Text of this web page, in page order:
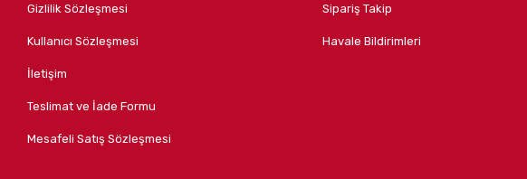
Gizlilik Sözleşmesi
Kullanıcı Sözleşmesi
İletişim
Teslimat ve İade Formu
Mesafeli Satış Sözleşmesi
Sipariş Takip
Havale Bildirimleri